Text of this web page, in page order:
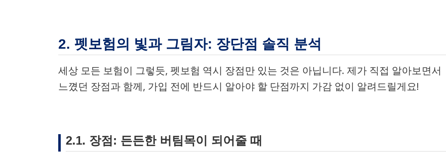
2. 펫보험의 빛과 그림자: 장단점 솔직 분석
세상 모든 보험이 그렇듯, 펫보험 역시 장점만 있는 것은 아닙니다. 제가 직접 알아보면서
느꼈던 장점과 함께, 가입 전에 반드시 알아야 할 단점까지 가감 없이 알려드릴게요!
2.1. 장점: 든든한 버팀목이 되어줄 때